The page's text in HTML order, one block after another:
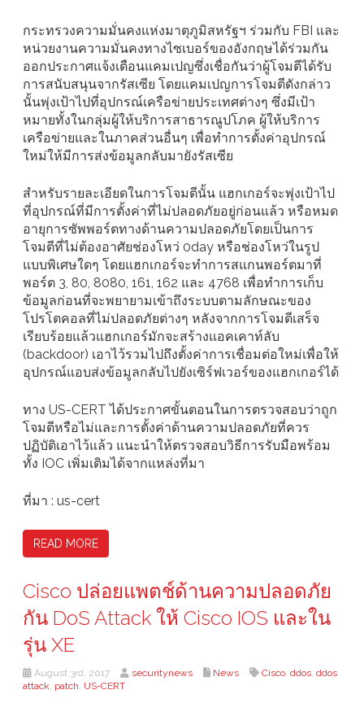
กระทรวงความมั่นคงแห่งมาตุภูมิสหรัฐฯ ร่วมกับ FBI และ
หน่วยงานความมั่นคงทางไซเบอร์ของอังกฤษได้ร่วมกัน
ออกประกาศแจ้งเตือนแคมเปญซึ่งเชื่อกันว่าผู้โจมตีได้รับ
การสนับสนุนจากรัสเซีย โดยแคมเปญการโจมตีดังกล่าว
นั้นพุ่งเป้าไปที่อุปกรณ์เครือข่ายประเทศต่างๆ ซึ่งมีเป้า
หมายทั้งในกลุ่มผู้ให้บริการสาธารณูปโภค ผู้ให้บริการ
เครือข่ายและในภาคส่วนอื่นๆ เพื่อทำการตั้งค่าอุปกรณ์
ใหม่ให้มีการส่งข้อมูลกลับมายังรัสเซีย
สำหรับรายละเอียดในการโจมตีนั้น แฮกเกอร์จะพุ่งเป้าไป
ที่อุปกรณ์ที่มีการตั้งค่าที่ไม่ปลอดภัยอยู่ก่อนแล้ว หรือหมด
อายุการซัพพอร์ตทางด้านความปลอดภัยโดยเป็นการ
โจมตีที่ไม่ต้องอาศัยช่องโหว่ 0day หรือช่องโหว่ในรูป
แบบพิเศษใดๆ โดยแฮกเกอร์จะทำการสแกนพอร์ตมาที่
พอร์ต 3, 80, 8080, 161, 162 และ 4768 เพื่อทำการเก็บ
ข้อมูลก่อนที่จะพยายามเข้าถึงระบบตามลักษณะของ
โปรโตคอลที่ไม่ปลอดภัยต่างๆ หลังจากการโจมตีเสร็จ
เรียบร้อยแล้วแฮกเกอร์มักจะสร้างแอคเคาท์ลับ
(backdoor) เอาไว้รวมไปถึงตั้งค่าการเชื่อมต่อใหม่เพื่อให้
อุปกรณ์แอบส่งข้อมูลกลับไปยังเซิร์ฟเวอร์ของแฮกเกอร์ได้
ทาง US-CERT ได้ประกาศขั้นตอนในการตรวจสอบว่าถูก
โจมตีหรือไม่และการตั้งค่าด้านความปลอดภัยที่ควร
ปฏิบัติเอาไว้แล้ว แนะนำให้ตรวจสอบวิธีการรับมือพร้อม
ทั้ง IOC เพิ่มเติมได้จากแหล่งที่มา
ที่มา : us-cert
READ MORE
Cisco ปล่อยแพตช์ด้านความปลอดภัย
กัน DoS Attack ให้ Cisco IOS และใน
รุ่น XE
August 3rd, 2017 securitynews News Cisco, ddos, ddos
attack, patch, US-CERT